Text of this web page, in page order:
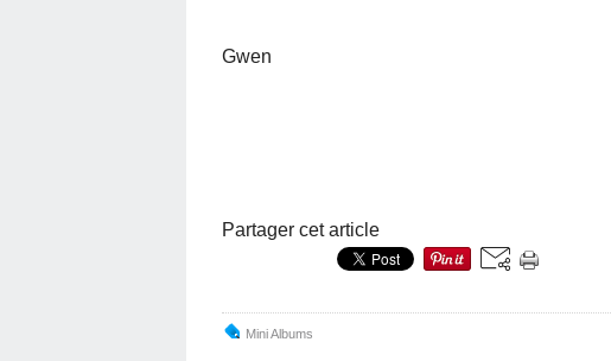
Gwen
Partager cet article
Mini Albums